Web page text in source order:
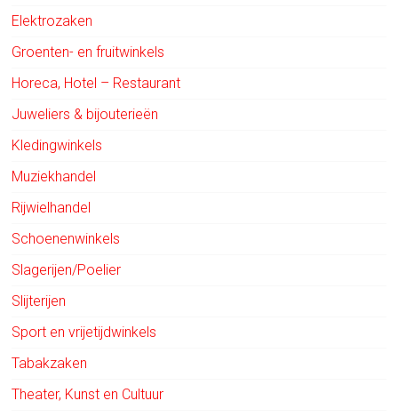
Elektrozaken
Groenten- en fruitwinkels
Horeca, Hotel – Restaurant
Juweliers & bijouterieën
Kledingwinkels
Muziekhandel
Rijwielhandel
Schoenenwinkels
Slagerijen/Poelier
Slijterijen
Sport en vrijetijdwinkels
Tabakzaken
Theater, Kunst en Cultuur